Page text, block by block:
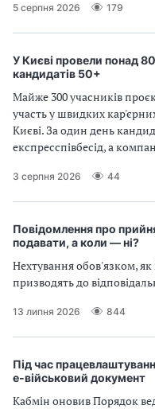
5 серпня 2026 179
У Києві провели понад
кандидатів 50+
Майже 300 учасників
участь у швидких
Києві. За один день
експресспівбесід, а
3 серпня 2026 44
Повідомлення про
подавати, а коли — ні?
Нехтування обов'язком,
призводять до
13 липня 2026 844
Під час
е-військовий документ
Кабмін оновив Порядок